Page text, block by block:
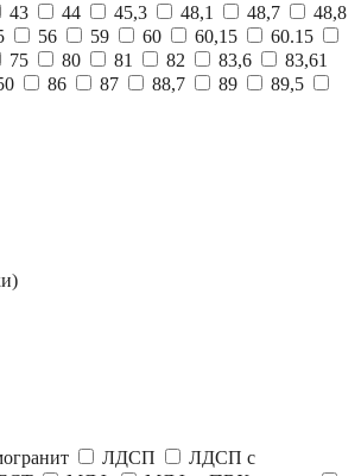
43 44 45,3 48,1 48,7
48,8
56 59 60 60,15
60.15
75 80 81 82 83,6
83,61
86 87 88,7 89
89,5
ЛДСП
ЛДСП с